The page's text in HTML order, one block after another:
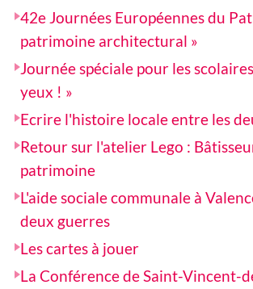
42e Journées Européennes du
patrimoine architectural »
Journée spéciale pour les
yeux ! »
Ecrire l'histoire locale entre les
Retour sur l'atelier Lego :
patrimoine
L'aide sociale communale à
deux guerres
Les cartes à jouer
La Conférence de Saint-Vincent-